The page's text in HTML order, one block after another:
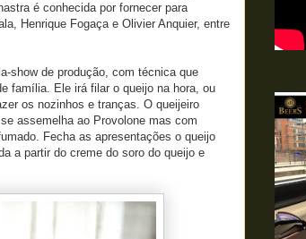
é conhecida por fornecer para
Henrique Fogaça e Olivier Anquier, entre
show de produção, com técnica que
família. Ele irá filar o queijo na hora, ou
os nozinhos e tranças. O queijeiro
assemelha ao Provolone mas com
Fecha as apresentações o queijo
a partir do creme do soro do queijo e